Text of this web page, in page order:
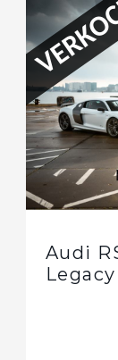
Audi